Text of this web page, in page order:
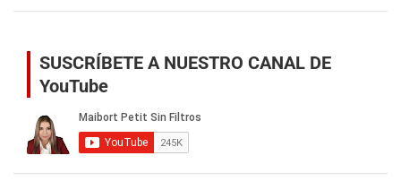
SUSCRÍBETE A NUESTRO CANAL DE
YouTube